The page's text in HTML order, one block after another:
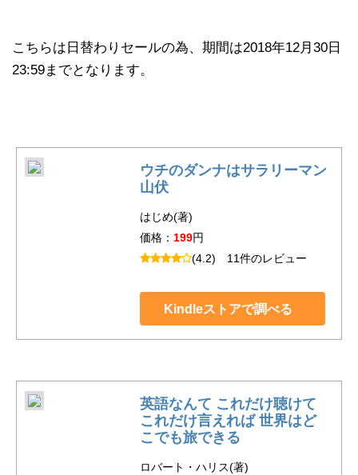
こちらは日替わりセールの為、期間は2018年12月30日
23:59までとなります。
ウチのダンナはサラリーマン
山伏
はじめ(著)
価格： 199円
(4.2) 11件のレビュー
Kindleストアで調べる
英語なんて これだけ聴けて
これだけ言えれば 世界はど
こでも旅できる
ロバート・ハリス(著)